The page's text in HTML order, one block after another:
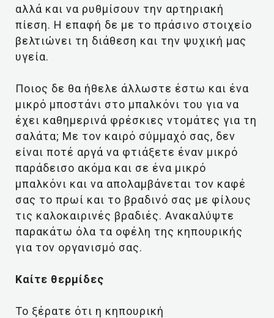
αλλά και να ρυθμίσουν την αρτηριακή
πίεση. Η επαφή δε με το πράσινο στοιχείο
βελτιώνει τη διάθεση και την ψυχική μας
υγεία.
Ποιος δε θα ήθελε άλλωστε έστω και ένα
μικρό μποστάνι στο μπαλκόνι του για να
έχει καθημερινά φρέσκιες ντομάτες για τη
σαλάτα; Με τον καιρό σύμμαχό σας, δεν
είναι ποτέ αργά να φτιάξετε έναν μικρό
παράδεισο ακόμα και σε ένα μικρό
μπαλκόνι και να απολαμβάνεται τον καφέ
σας το πρωί και το βραδινό σας με φίλους
τις καλοκαιρινές βραδιές. Ανακαλύψτε
παρακάτω όλα τα οφέλη της κηπουρικής
για τον οργανισμό σας.
Καίτε θερμίδες
Το ξέρατε ότι η κηπουρική